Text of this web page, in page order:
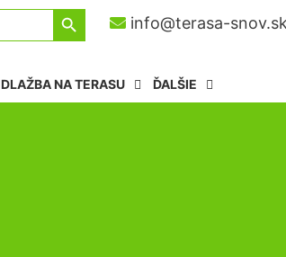
Search Button
info@terasa-snov.sk
DLAŽBA NA TERASU ĎALŠIE